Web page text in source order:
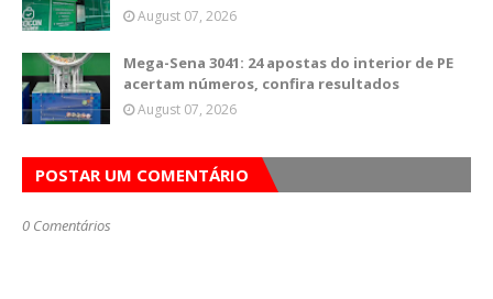
August 07, 2026
Mega-Sena 3041: 24 apostas do interior de PE
acertam números, confira resultados
August 07, 2026
POSTAR UM COMENTÁRIO
0 Comentários